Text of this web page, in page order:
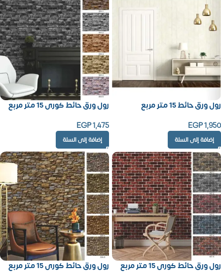
رول ورق حائط 15 متر مربع
EGP1,950
إضافة إلى السلة
رول ورق حائط كورى 15 متر مربع
EGP1,475
إضافة إلى السلة
رول ورق حائط كورى 15 متر مربع
رول ورق حائط كورى 15 متر مربع